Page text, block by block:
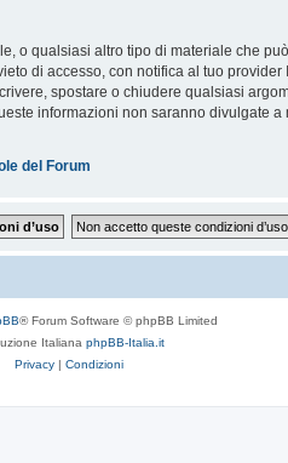
o qualsiasi altro tipo di materiale che
di accesso, con notifica al tuo
spostare o chiudere qualsiasi
informazioni non saranno divulgate
del Forum
® Forum Software © phpBB Limited
Italiana phpBB-Italia.it
Privacy | Condizioni